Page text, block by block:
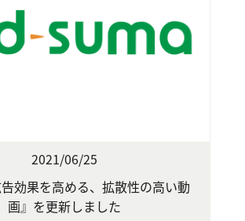
2021/06/25
効果を高める、拡散性の高い動
画』を更新しました